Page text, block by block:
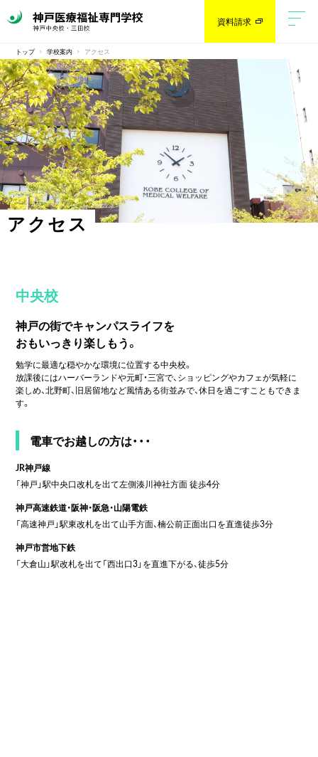
資料請求
トップ 学校案内 アクセス
アクセス
中央校
神戸の街でキャンパスライフを
おもいっきり楽しもう。
勉学に最適な穏やかな環境に位置する中央校。
放課後にはハーバーランドや元町・三宮で、ショッピングやカフェが気軽に
楽しめ、北野町、旧居留地など風情ある街並みで、休日を過ごすこともできま
す。
電車でお越しの方は・・・
JR神戸線
「神戸」駅中央口改札を出て左側湊川神社方面 徒歩4分
神戸高速鉄道・阪神・阪急・山陽電鉄
「高速神戸」駅東改札を出て山手方面、楠公前正面出口を直進徒歩3分
神戸市営地下鉄
「大倉山」駅改札を出て「西出口3」を直進下がる、徒歩5分